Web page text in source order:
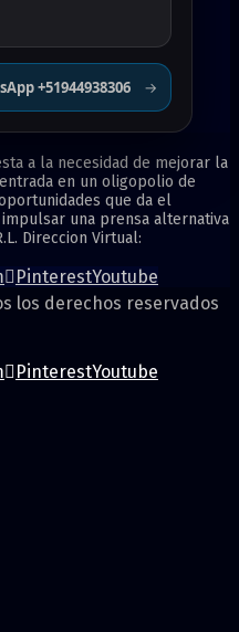
+51944938306 →
a la necesidad de mejorar la
en un oligopolio de
que da el
una prensa alternativa
Direccion Virtual:
PinterestYoutube
los derechos reservados
PinterestYoutube